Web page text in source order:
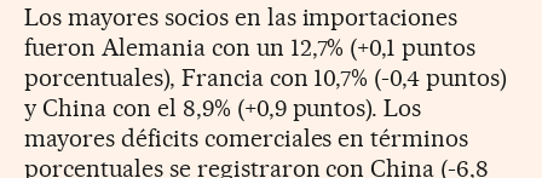
Los mayores socios en las importaciones
fueron Alemania con un 12,7% (+0,1 puntos
porcentuales), Francia con 10,7% (-0,4 puntos)
y China con el 8,9% (+0,9 puntos). Los
mayores déficits comerciales en términos
porcentuales se registraron con China (-6,8